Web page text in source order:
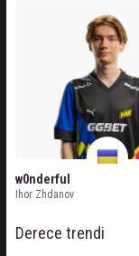
w0nderful
Ihor Zhdanov
Derece trendi